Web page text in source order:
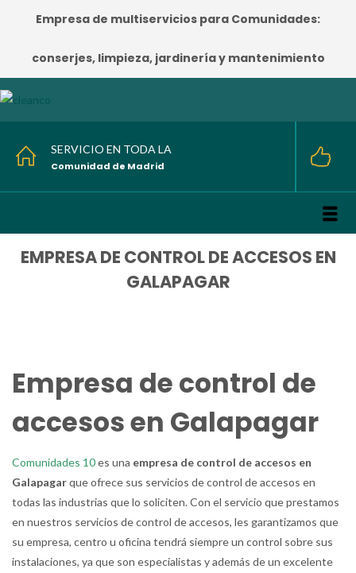
Empresa de multiservicios para Comunidades:
conserjes, limpieza, jardinería y mantenimiento
SERVICIO EN TODA LA
Comunidad de Madrid
EMPRESA DE CONTROL DE ACCESOS EN
GALAPAGAR
Empresa de control de
accesos en Galapagar
Comunidades 10es una empresa de control de accesos en
Galapagarque ofrece sus servicios de control de accesos en
todas las industrias que lo soliciten. Con el servicio que prestamos
en nuestros servicios de control de accesos, les garantizamos que
su empresa, centro u oficina tendrá siempre un control sobre sus
instalaciones, ya que son especialistas y además de un excelente